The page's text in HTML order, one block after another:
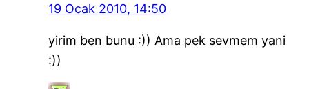
19 Ocak 2010, 14:50
yirim ben bunu :)) Ama pek sevmem yani
:))